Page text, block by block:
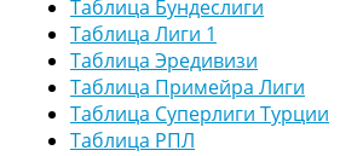
Таблица Бундеслиги
Таблица Лиги 1
Таблица Эредивизи
Таблица Примейра Лиги
Таблица Суперлиги Турции
Таблица РПЛ